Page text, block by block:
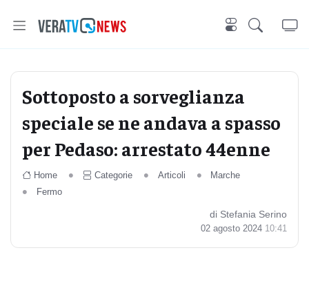
Sottoposto a sorveglianza
speciale se ne andava a spasso
per Pedaso: arrestato 44enne
Home Categorie Articoli
Marche
Fermo
di Stefania Serino
02 agosto 2024 10:41